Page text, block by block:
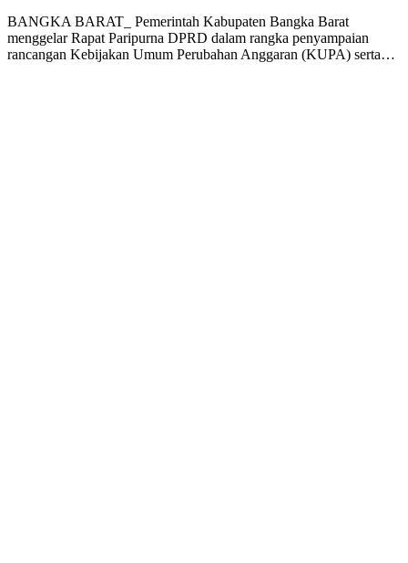
BANGKA BARAT_ Pemerintah Kabupaten Bangka Barat
menggelar Rapat Paripurna DPRD dalam rangka penyampaian
rancangan Kebijakan Umum Perubahan Anggaran (KUPA) serta…